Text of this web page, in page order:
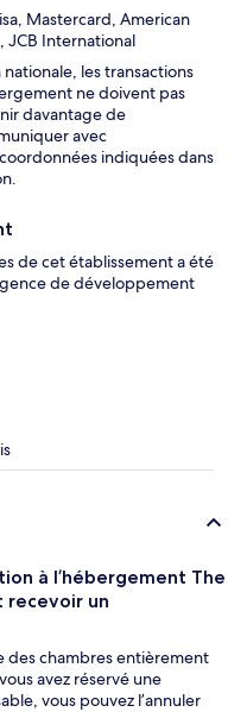
Mastercard, American
JCB International
les transactions
ne doivent pas
davantage de
avec
indiquées dans
de cet établissement a été
de développement
à l’hébergement The
recevoir un
des chambres entièrement
avez réservé une
vous pouvez l’annuler